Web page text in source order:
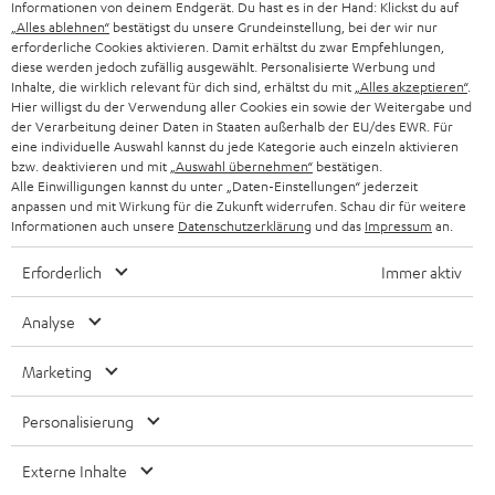
BLUETOOTH-LAUTSPRECHER
KOPFHÖRER
BLUETOOTH-KOPFHÖRER
STEREOANLAGEN
LAUTSPRECHER
ULTIMA-SERIE
IN-EAR-KOPFHÖRER
FANSHOP
NEUHEITEN
PARTNERPROGRAMM
BLOG
NEWSLETTER
STORES
DEINE VORTEILE BEI TEUFEL
UNSER MANAGEMENT
NACHHALTIGKEIT
UNSERE WERTE
BILDUNGSRABATT
SCHWEIZ
NIEDERLANDE
BELGIEN
FRANKREICH
POLEN
SPANIEN
ITALIEN
Technische Änderungen, Tippfehler und Irrtum vorbehalten. Das auf unseren
Fotos abgebildete Zubehör ist nicht im Lieferumfang enthalten. Etwaige
Entsorgungsgebühren für Batterien sind im Preis inbegriffen.
Informationen von deinem Endgerät. Du hast es in der Hand: Klickst du auf
„Alles ablehnen“ bestätigst du unsere Grundeinstellung, bei der wir nur
erforderliche Cookies aktivieren. Damit erhältst du zwar Empfehlungen,
diese werden jedoch zufällig ausgewählt. Personalisierte Werbung und
Inhalte, die wirklich relevant für dich sind, erhältst du mit „Alles akzeptieren“.
Hier willigst du der Verwendung aller Cookies ein sowie der Weitergabe und
der Verarbeitung deiner Daten in Staaten außerhalb der EU/des EWR. Für
eine individuelle Auswahl kannst du jede Kategorie auch einzeln aktivieren
bzw. deaktivieren und mit „Auswahl übernehmen“ bestätigen.
Alle Einwilligungen kannst du unter „Daten-Einstellungen“ jederzeit
anpassen und mit Wirkung für die Zukunft widerrufen. Schau dir für weitere
Informationen auch unsere Datenschutzerklärung und das Impressum an.
Erforderlich Immer aktiv
Analyse
Marketing
Personalisierung
Externe Inhalte